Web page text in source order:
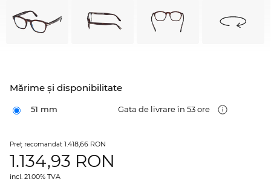
Mărime şi disponibilitate
51 mm Gata de livrare în 53 ore
Preţ recomandat 1.418,66 RON
1.134,93 RON
incl. 21.00% TVA